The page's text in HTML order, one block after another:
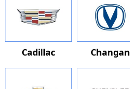
Cadillac Changan